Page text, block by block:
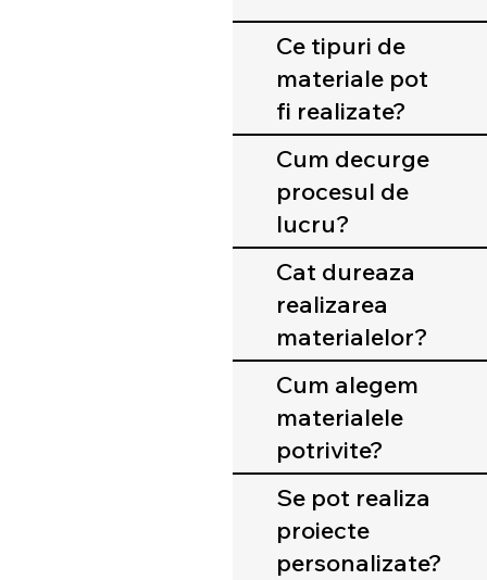
Ce tipuri de
materiale pot
fi realizate?
Cum decurge
procesul de
lucru?
Cat dureaza
realizarea
materialelor?
Cum alegem
materialele
potrivite?
Se pot realiza
proiecte
personalizate?